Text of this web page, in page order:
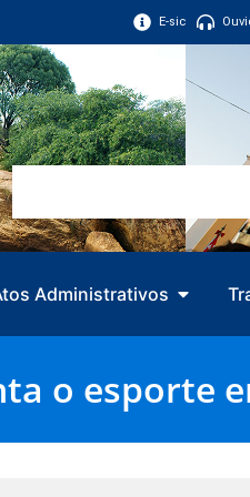
E-sic
Administrativos
o esporte